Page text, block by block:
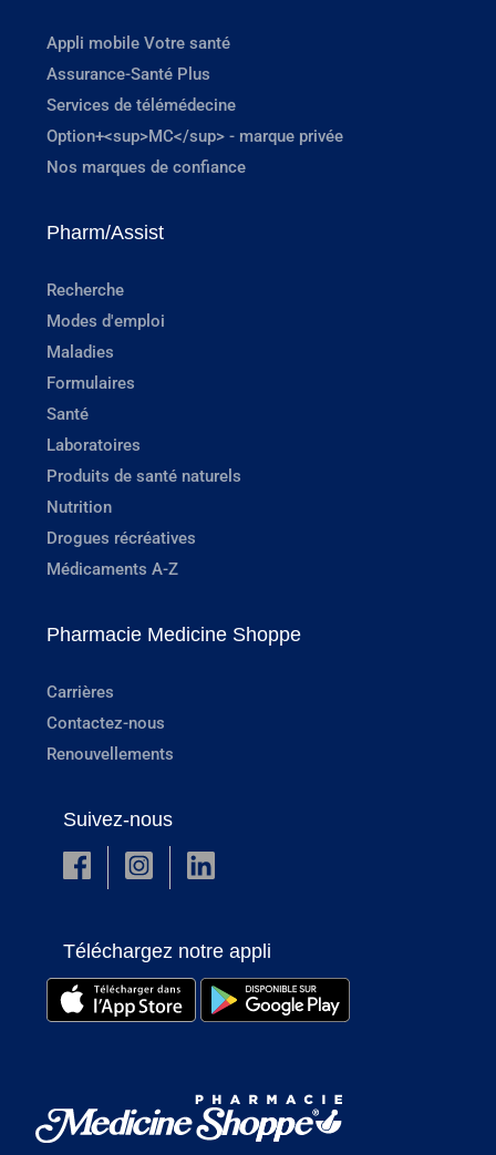
Appli mobile Votre santé
Assurance-Santé Plus
Services de télémédecine
Option+<sup>MC</sup> - marque privée
Nos marques de confiance
Pharm/Assist
Recherche
Modes d'emploi
Maladies
Formulaires
Santé
Laboratoires
Produits de santé naturels
Nutrition
Drogues récréatives
Médicaments A-Z
Pharmacie Medicine Shoppe
Carrières
Contactez-nous
Renouvellements
Suivez-nous
Téléchargez notre appli